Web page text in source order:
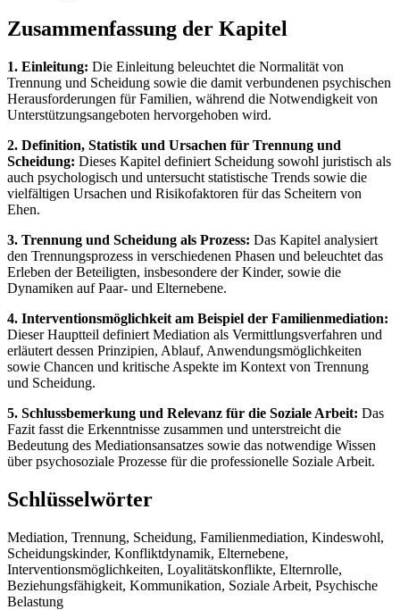
Zusammenfassung der Kapitel
1. Einleitung: Die Einleitung beleuchtet die Normalität von
Trennung und Scheidung sowie die damit verbundenen psychischen
Herausforderungen für Familien, während die Notwendigkeit von
Unterstützungsangeboten hervorgehoben wird.
2. Definition, Statistik und Ursachen für Trennung und
Scheidung: Dieses Kapitel definiert Scheidung sowohl juristisch als
auch psychologisch und untersucht statistische Trends sowie die
vielfältigen Ursachen und Risikofaktoren für das Scheitern von
Ehen.
3. Trennung und Scheidung als Prozess: Das Kapitel analysiert
den Trennungsprozess in verschiedenen Phasen und beleuchtet das
Erleben der Beteiligten, insbesondere der Kinder, sowie die
Dynamiken auf Paar- und Elternebene.
4. Interventionsmöglichkeit am Beispiel der Familienmediation:
Dieser Hauptteil definiert Mediation als Vermittlungsverfahren und
erläutert dessen Prinzipien, Ablauf, Anwendungsmöglichkeiten
sowie Chancen und kritische Aspekte im Kontext von Trennung
und Scheidung.
5. Schlussbemerkung und Relevanz für die Soziale Arbeit: Das
Fazit fasst die Erkenntnisse zusammen und unterstreicht die
Bedeutung des Mediationsansatzes sowie das notwendige Wissen
über psychosoziale Prozesse für die professionelle Soziale Arbeit.
Schlüsselwörter
Mediation, Trennung, Scheidung, Familienmediation, Kindeswohl,
Scheidungskinder, Konfliktdynamik, Elternebene,
Interventionsmöglichkeiten, Loyalitätskonflikte, Elternrolle,
Beziehungsfähigkeit, Kommunikation, Soziale Arbeit, Psychische
Belastung